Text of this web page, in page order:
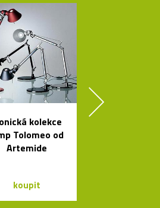
kolekce
Tolomeo od
Artemide
koupit